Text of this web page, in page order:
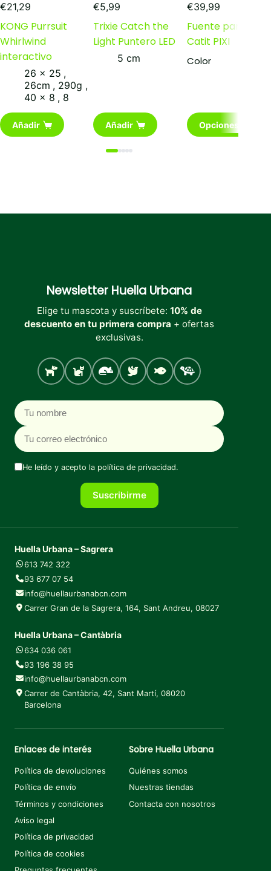
€21,29
KONG Purrsuit
Whirlwind
interactivo
26 x 25 ,
26cm , 290g ,
40 x 8 , 8
Añadir
€5,99
Trixie Catch the
Light Puntero LED
5 cm
Añadir
€39,99
Fuente para
Catit PIXI
Color
Opciones
Este
producto
pueden
producto
Newsletter Huella Urbana
Elige tu mascota y suscríbete: 10% de
descuento en tu primera compra + ofertas
exclusivas.
Perro Gato Roedores
Aves PecesTortugas
Nombre
Correo electrónico
He leído y acepto la política de privacidad.
Suscribirme
Huella Urbana – Sagrera
613 742 322
93 677 07 54
info@huellaurbanabcn.com
Carrer Gran de la Sagrera, 164, Sant Andreu, 08027
Huella Urbana – Cantàbria
634 036 061
93 196 38 95
info@huellaurbanabcn.com
Carrer de Cantàbria, 42, Sant Martí, 08020
Barcelona
Enlaces de interés
Política de devoluciones
Política de envío
Términos y condiciones
Aviso legal
Política de privacidad
Política de cookies
Sobre Huella Urbana
Quiénes somos
Nuestras tiendas
Contacta con nosotros